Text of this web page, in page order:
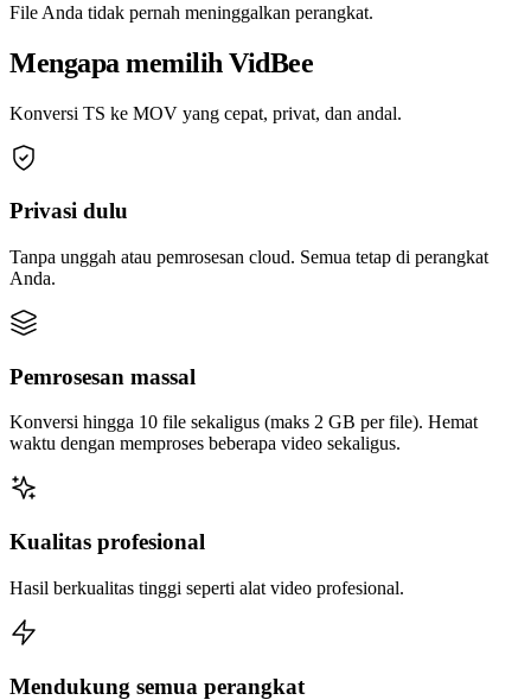
File Anda tidak pernah meninggalkan perangkat.
Mengapa memilih VidBee
Konversi TS ke MOV yang cepat, privat, dan andal.
Privasi dulu
Tanpa unggah atau pemrosesan cloud. Semua tetap di perangkat
Anda.
Pemrosesan massal
Konversi hingga 10 file sekaligus (maks 2 GB per file). Hemat
waktu dengan memproses beberapa video sekaligus.
Kualitas profesional
Hasil berkualitas tinggi seperti alat video profesional.
Mendukung semua perangkat